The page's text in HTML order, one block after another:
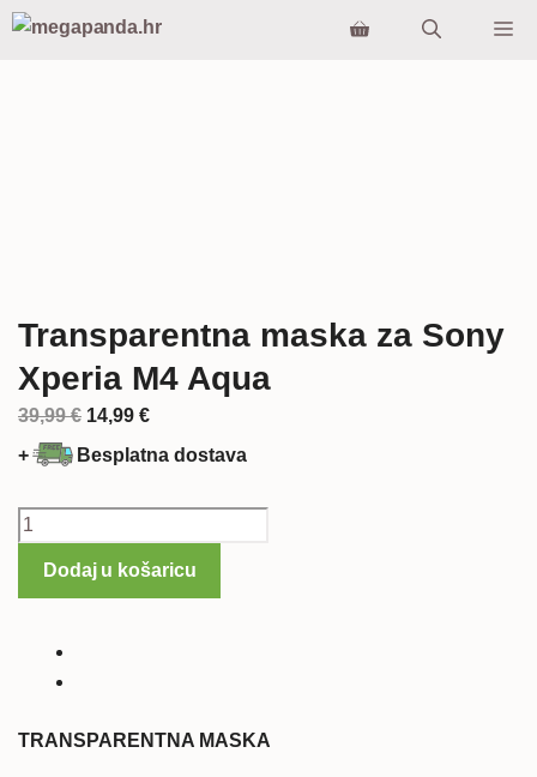
Preskoči
Transparentna maska za Sony
Xperia M4 Aqua
39,99€ Izvorna
cijena
je:
14,99 €Trenutna
cijena
14,99 €.
+ Besplatna dostava
Transparentna
količina
Dodaj u košaricu
TRANSPARENTNA MASKA